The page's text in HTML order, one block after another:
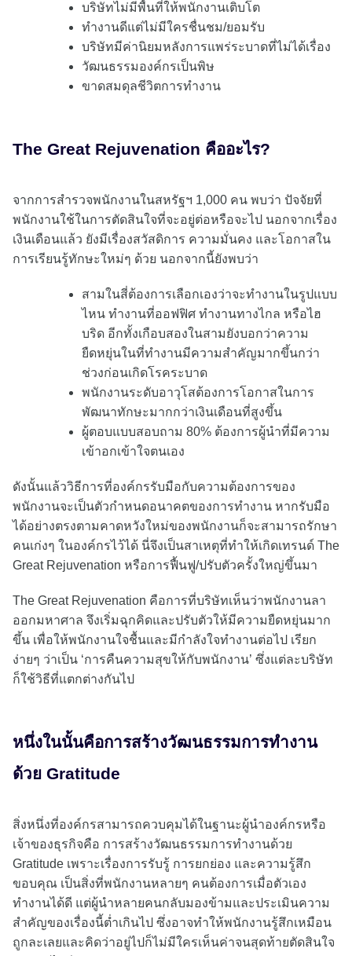
บริษัทไม่มีพื้นที่ให้พนักงานเติบโต
ทำงานดีแต่ไม่มีใครชื่นชม/ยอมรับ
บริษัทมีค่านิยมหลังการแพร่ระบาดที่ไม่ได้เรื่อง
วัฒนธรรมองค์กรเป็นพิษ
ขาดสมดุลชีวิตการทำงาน
The Great Rejuvenation คืออะไร?
จากการสำรวจพนักงานในสหรัฐฯ 1,000 คน พบว่า ปัจจัยที่
พนักงานใช้ในการตัดสินใจที่จะอยู่ต่อหรือจะไป นอกจากเรื่อง
เงินเดือนแล้ว ยังมีเรื่องสวัสดิการ ความมั่นคง และโอกาสใน
การเรียนรู้ทักษะใหม่ๆ ด้วย นอกจากนี้ยังพบว่า
สามในสี่ต้องการเลือกเองว่าจะทำงานในรูปแบบ
ไหน ทำงานที่ออฟฟิศ ทำงานทางไกล หรือไฮ
บริด อีกทั้งเกือบสองในสามยังบอกว่าความ
ยืดหยุ่นในที่ทำงานมีความสำคัญมากขึ้นกว่า
ช่วงก่อนเกิดโรคระบาด
พนักงานระดับอาวุโสต้องการโอกาสในการ
พัฒนาทักษะมากกว่าเงินเดือนที่สูงขึ้น
ผู้ตอบแบบสอบถาม 80% ต้องการผู้นำที่มีความ
เข้าอกเข้าใจตนเอง
ดังนั้นแล้ววิธีการที่องค์กรรับมือกับความต้องการของ
พนักงานจะเป็นตัวกำหนดอนาคตของการทำงาน หากรับมือ
ได้อย่างตรงตามคาดหวังใหม่ของพนักงานก็จะสามารถรักษา
คนเก่งๆ ในองค์กรไว้ได้ นี่จึงเป็นสาเหตุที่ทำให้เกิดเทรนด์ The
Great Rejuvenation หรือการฟื้นฟู/ปรับตัวครั้งใหญ่ขึ้นมา
The Great Rejuvenation คือการที่บริษัทเห็นว่าพนักงานลา
ออกมหาศาล จึงเริ่มฉุกคิดและปรับตัวให้มีความยืดหยุ่นมาก
ขึ้น เพื่อให้พนักงานใจชื้นและมีกำลังใจทำงานต่อไป เรียก
ง่ายๆ ว่าเป็น ‘การคืนความสุขให้กับพนักงาน’ ซึ่งแต่ละบริษัท
ก็ใช้วิธีที่แตกต่างกันไป
หนึ่งในนั้นคือการสร้างวัฒนธรรมการทำงาน
ด้วย Gratitude
สิ่งหนึ่งที่องค์กรสามารถควบคุมได้ในฐานะผู้นำองค์กรหรือ
เจ้าของธุรกิจคือ การสร้างวัฒนธรรมการทำงานด้วย
Gratitude เพราะเรื่องการรับรู้ การยกย่อง และความรู้สึก
ขอบคุณ เป็นสิ่งที่พนักงานหลายๆ คนต้องการเมื่อตัวเอง
ทำงานได้ดี แต่ผู้นำหลายคนกลับมองข้ามและประเมินความ
สำคัญของเรื่องนี้ต่ำเกินไป ซึ่งอาจทำให้พนักงานรู้สึกเหมือน
ถูกละเลยและคิดว่าอยู่ไปก็ไม่มีใครเห็นค่าจนสุดท้ายตัดสินใจ